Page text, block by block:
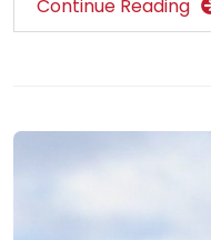
Continue Reading